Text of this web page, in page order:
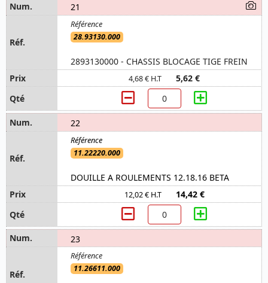
21
28.93130.000
2893130000 - CHASSIS BLOCAGE TIGE FREIN
4,68 € H.T 5,62 €
22
11.22220.000
DOUILLE A ROULEMENTS 12.18.16 BETA
12,02 € H.T 14,42 €
23
11.26611.000